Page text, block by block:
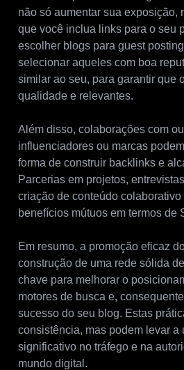
não só aumentar sua exposição,
que você inclua links para o seu
escolher blogs para guest
selecionar aqueles com boa
similar ao seu, para garantir que
qualidade e relevantes.
Além disso, colaborações com
influenciadores ou marcas
forma de construir backlinks e
Parcerias em projetos,
criação de conteúdo
benefícios mútuos em termos de
Em resumo, a promoção eficaz
construção de uma rede sólida
chave para melhorar o
motores de busca e,
sucesso do seu blog. Estas
consistência, mas podem levar a
significativo no tráfego e na
mundo digital.